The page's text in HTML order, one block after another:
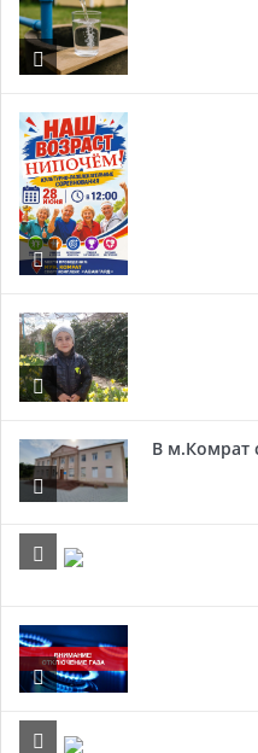
В м.Комрат